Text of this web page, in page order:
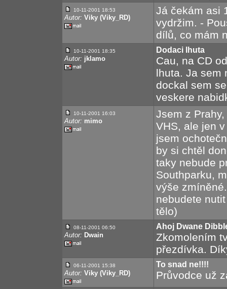
10-11-2001 18:53
Autor: Viky (Viky_RD)
Já čekám asi
vydržim. -
dílů, co mám
10-11-2001 18:35
Autor: jklamo
Dodaci lhuta
Cau, na CD
lhuta. Ja sem
dockal sem
veskere
10-11-2001 16:03
Autor: mimo
Jsem z
VHS, ale jen
jsem
by si chtěl
taky nebude
Southparku,
výše
nebudete
tělo)
08-11-2001 06:50
Autor: Dwain
Ahoj Dwane
Zkomolením
přezdívka.
06-11-2001 15:38
Autor: Viky (Viky_RD)
To snad ne!!!!
Průvodce už